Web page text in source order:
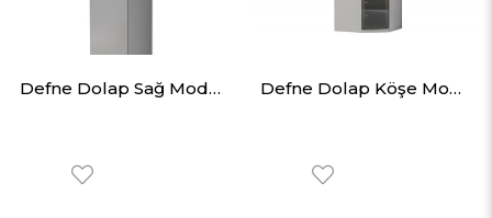
Defne Dolap Sağ Modül 50cm Defne Dolap Köşe Modül